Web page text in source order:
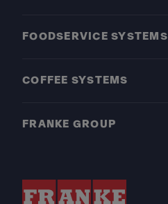
FOODSERVICE SYSTEMS
COFFEE SYSTEMS
FRANKE GROUP